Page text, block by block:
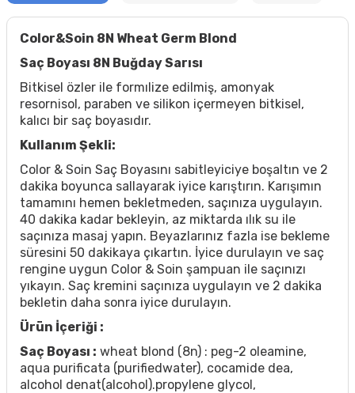
Color&Soin 8N Wheat Germ Blond
Saç Boyası 8N Buğday Sarısı
Bitkisel özler ile formılize edilmiş, amonyak
resornisol, paraben ve silikon içermeyen bitkisel,
kalıcı bir saç boyasıdır.
Kullanım Şekli:
Color & Soin Saç Boyasını sabitleyiciye boşaltın ve 2
dakika boyunca sallayarak iyice karıştırın. Karışımın
tamamını hemen bekletmeden, saçınıza uygulayın.
40 dakika kadar bekleyin, az miktarda ılık su ile
saçınıza masaj yapın. Beyazlarınız fazla ise bekleme
süresini 50 dakikaya çıkartın. İyice durulayın ve saç
rengine uygun Color & Soin şampuan ile saçınızı
yıkayın. Saç kremini saçınıza uygulayın ve 2 dakika
bekletin daha sonra iyice durulayın.
Ürün İçeriği :
Saç Boyası : wheat blond (8n) : peg-2 oleamine,
aqua purificata (purifiedwater), cocamide dea,
alcohol denat(alcohol).propylene glycol,